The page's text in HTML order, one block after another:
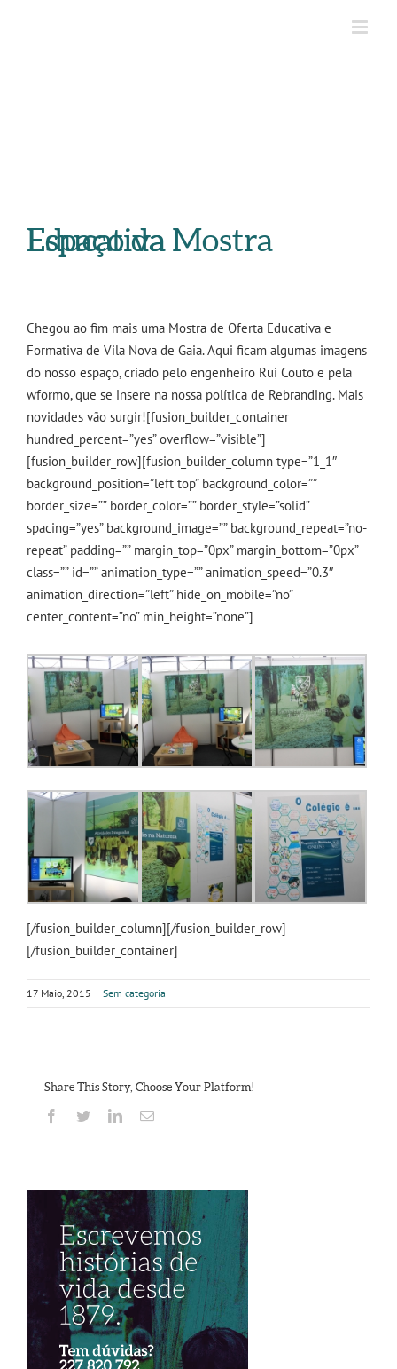
Espaço da Mostra Educativa
Chegou ao fim mais uma Mostra de Oferta Educativa e
Formativa de Vila Nova de Gaia. Aqui ficam algumas imagens
do nosso espaço, criado pelo engenheiro Rui Couto e pela
wformo, que se insere na nossa política de Rebranding. Mais
novidades vão surgir![fusion_builder_container
hundred_percent=”yes” overflow=”visible”]
[fusion_builder_row][fusion_builder_column type=”1_1″
background_position=”left top” background_color=””
border_size=”” border_color=”” border_style=”solid”
spacing=”yes” background_image=”” background_repeat=”no-
repeat” padding=”” margin_top=”0px” margin_bottom=”0px”
class=”” id=”” animation_type=”” animation_speed=”0.3″
animation_direction=”left” hide_on_mobile=”no”
center_content=”no” min_height=”none”]
[/fusion_builder_column][/fusion_builder_row]
[/fusion_builder_container]
17 Maio, 2015 | Sem categoria
Share This Story, Choose Your Platform!
Facebook
TwitterLinkedinEmail